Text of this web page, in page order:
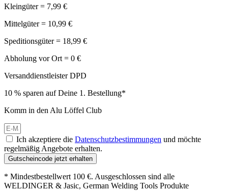
Kleingüter = 7,99 €
Mittelgüter = 10,99 €
Speditionsgüter = 18,99 €
Abholung vor Ort = 0 €
Versanddienstleister DPD
10 % sparen auf Deine 1. Bestellung*
Komm in den Alu Löffel Club
Ich akzeptiere die Datenschutzbestimmungen und möchte
regelmäßig Angebote erhalten.
Gutscheincode jetzt erhalten
* Mindestbestellwert 100 €. Ausgeschlossen sind alle
WELDINGER & Jasic, German Welding Tools Produkte